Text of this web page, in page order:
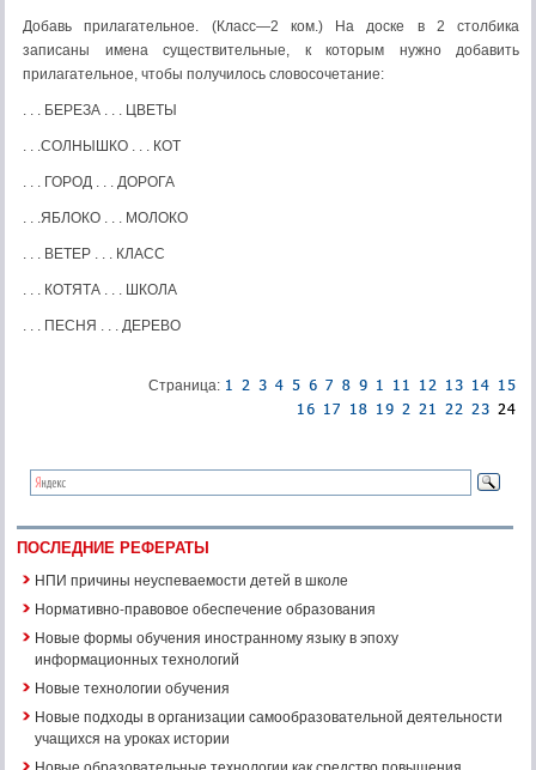
Добавь прилагательное. (Класс—2 ком.) На доске в 2 стол­бика
записаны имена существительные, к которым нужно добавить
прилагательное, чтобы получилось словосочетание:
. . . БЕРЕЗА . . . ЦВЕТЫ
. . .СОЛНЫШКО . . . КОТ
. . . ГОРОД . . . ДОРОГА
. . .ЯБЛОКО . . . МОЛОКО
. . . ВЕТЕР . . . КЛАСС
. . . КОТЯТА . . . ШКОЛА
. . . ПЕСНЯ . . . ДЕРЕВО
Страница:
ПОСЛЕДНИЕ РЕФЕРАТЫ
НПИ причины неуспеваемости детей в школе
Нормативно-правовое обеспечение образования
Новые формы обучения иностранному языку в эпоху
информационных технологий
Новые технологии обучения
Новые подходы в организации самообразовательной деятельности
учащихся на уроках истории
Новые образовательные технологии как средство повышения